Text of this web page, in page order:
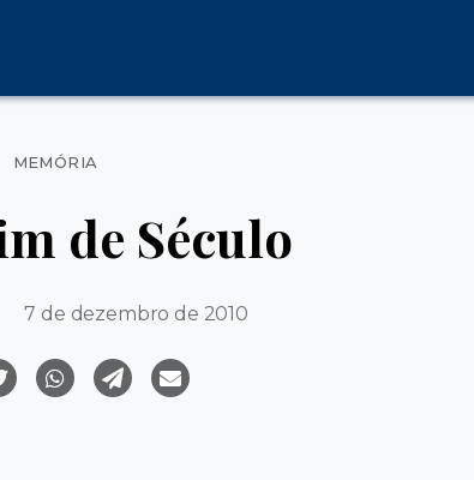
Categorias
MEMÓRIA
de Século
7 de dezembro de 2010